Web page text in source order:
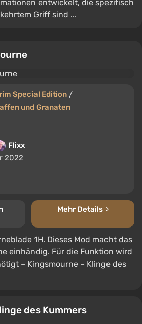
entwickelt, die spezifisch
Griff sind ...
Special Edition /
und Granaten
Flixx
2022
Mehr Details
1H. Dieses Mod macht das
einhändig. Für die Funktion wird
– Kingsmourne – Klinge des
des Kummers